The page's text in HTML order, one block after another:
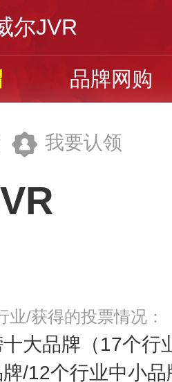
尔JVR
品牌网购
我要认领
/获得的投票情况：
大品牌 （17个行
/12个行业中小品